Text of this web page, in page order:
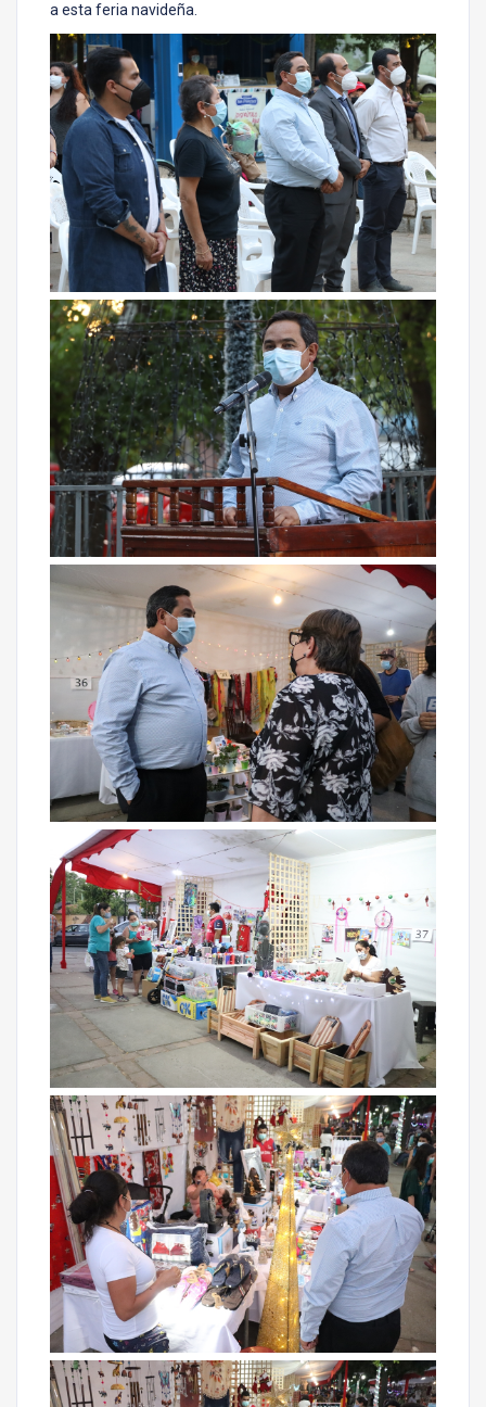
a esta feria navideña.